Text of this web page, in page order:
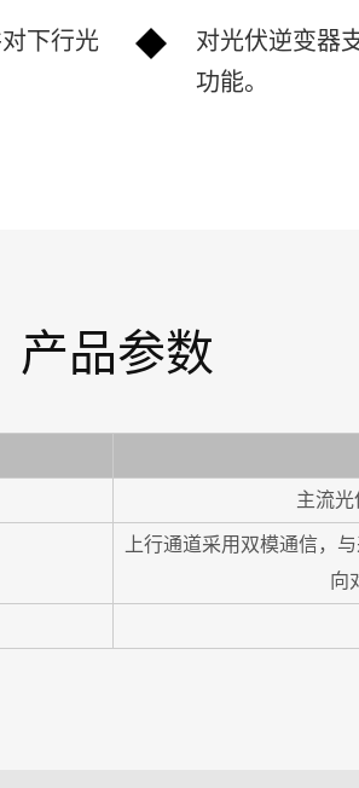
下行光
对光伏逆变器
功能。
产品参数
主流
上行通道采用双模通信，
向